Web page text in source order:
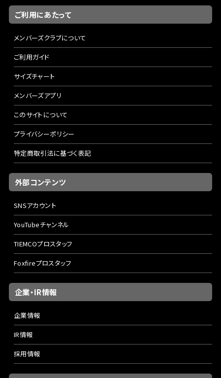
ご利用にあたって
メンバーズクラブについて
ご利用ガイド
サイズチャート
メンバーズアプリ
このサイトについて
プライバシーポリシー
特定商取引法に基づく表記
外部コンテンツ
SNSアカウント
YouTubeチャンネル
TIEMCOプロスタッフ
Foxfireプロスタッフ
企業・IR情報
企業情報
IR情報
採用情報